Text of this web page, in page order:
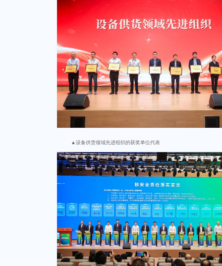
▲设备供货领域先进组织的获奖单位代表